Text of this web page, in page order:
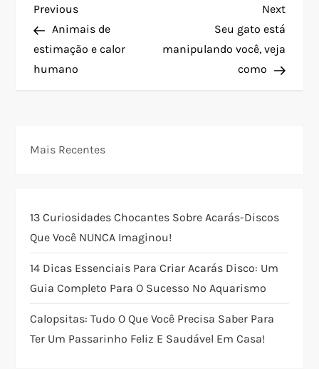
N
a
v
g
ç
ã
o
d
e
Previous
Post
Previous
Animais de
estimação e calor
humano
Next
Post
Next
Seu gato está
manipulando você, veja
como
Mais Recentes
13 Curiosidades Chocantes Sobre Acarás-Discos
Que Você NUNCA Imaginou!
14 Dicas Essenciais Para Criar Acarás Disco: Um
Guia Completo Para O Sucesso No Aquarismo
Calopsitas: Tudo O Que Você Precisa Saber Para
Ter Um Passarinho Feliz E Saudável Em Casa!